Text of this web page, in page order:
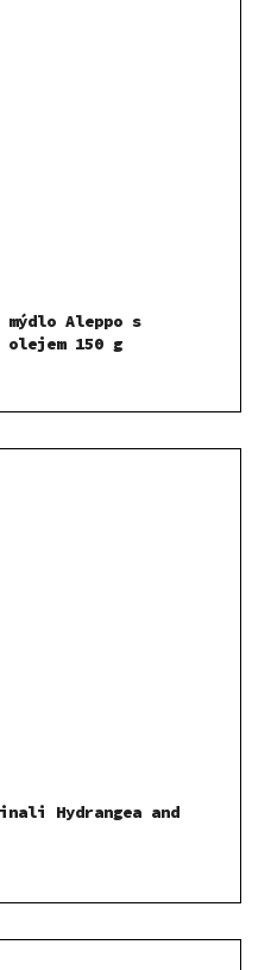
Aleppo s
olejem 150 g
Hydrangea and